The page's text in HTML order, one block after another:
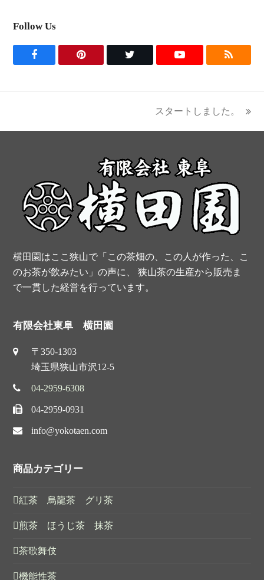
Follow Us
F
o
k
P
s
t
T
e
Y
b
R
next
post:
スタートしました。
横田園はここ狭山で「この茶畑の、この人が作った、こ
のお茶が飲みたい」の声に、 狭山茶の生産から販売ま
で一貫した経営を行っています。
有限会社東阜 横田園
〒350-1303
埼玉県狭山市沢12-5
04-2959-6308
04-2959-0931
info@yokotaen.com
商品カテゴリー
紅茶 烏龍茶 グリ茶
煎茶 ほうじ茶 抹茶
茶歌舞伎
機能性茶